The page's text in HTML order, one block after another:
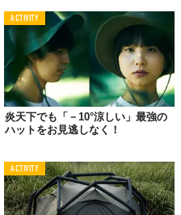
と広いはずだ。
ACTIVITY
炎天下でも「－10°涼しい」最強の
ハットをお見逃しなく！
ACTIVITY